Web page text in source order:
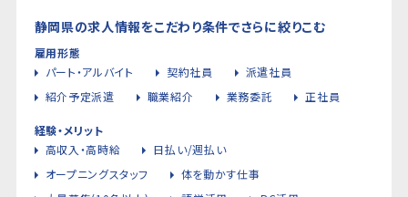
静岡県の求人情報をこだわり条件でさらに絞りこむ
雇用形態
パート・アルバイト
契約社員
派遣社員
紹介予定派遣
職業紹介 業務委託 正社員
経験・メリット
高収入・高時給
日払い/週払い
オープニングスタッフ
体を動かす仕事